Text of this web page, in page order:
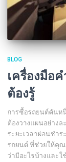
BLOG
เครื่องมือ
ต้องรู้
การซื้อรถยนต์คันหนึ่
ต้องวางแผนอย่างล
ระยะเวลาผ่อนชำ
รถยนต์ ที่ช่วยให้คุณ
ว่ามีอะไรบ้างและ